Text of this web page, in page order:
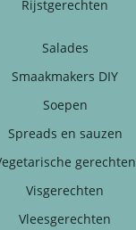
Rijstgerechten
Salades
Smaakmakers DIY
Soepen
Spreads en sauzen
gerechten
Visgerechten
Vleesgerechten